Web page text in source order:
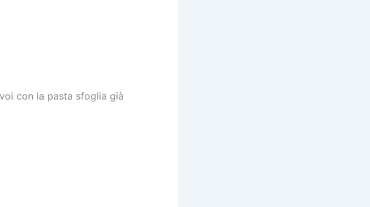
con la pasta sfoglia già